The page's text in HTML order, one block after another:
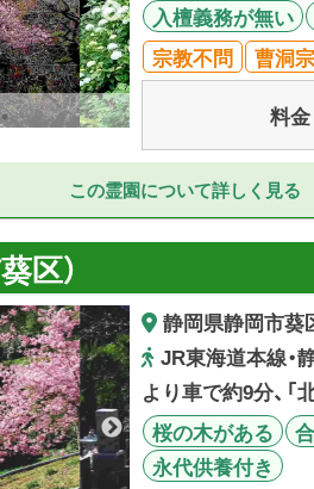
入檀義務が無い
宗教不問
曹洞宗
料金
この霊園について詳しく見る
区）
静岡県静岡市葵
JR東海道本線・
より車で約9分、
桜の木がある
永代供養付き